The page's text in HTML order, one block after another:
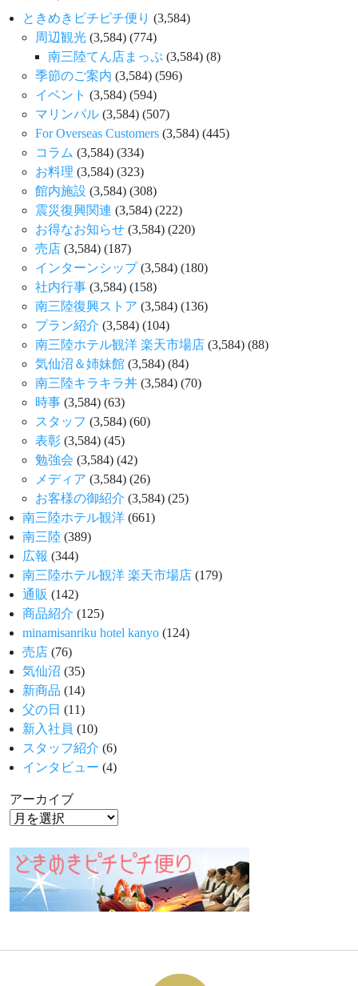
ときめきピチピチ便り (3,584)
周辺観光 (3,584) (774)
南三陸てん店まっぷ (3,584) (8)
季節のご案内 (3,584) (596)
イベント (3,584) (594)
マリンパル (3,584) (507)
For Overseas Customers (3,584) (445)
コラム (3,584) (334)
お料理 (3,584) (323)
館内施設 (3,584) (308)
震災復興関連 (3,584) (222)
お得なお知らせ (3,584) (220)
売店 (3,584) (187)
インターンシップ(3,584) (180)
社内行事 (3,584) (158)
南三陸復興ストア (3,584) (136)
プラン紹介 (3,584) (104)
南三陸ホテル観洋 楽天市場店 (3,584) (88)
気仙沼＆姉妹館 (3,584) (84)
南三陸キラキラ丼 (3,584) (70)
時事 (3,584) (63)
スタッフ (3,584) (60)
表彰 (3,584) (45)
勉強会 (3,584) (42)
メディア (3,584) (26)
お客様の御紹介 (3,584) (25)
南三陸ホテル観洋 (661)
南三陸 (389)
広報 (344)
南三陸ホテル観洋 楽天市場店 (179)
通販 (142)
商品紹介 (125)
minamisanriku hotel kanyo (124)
売店 (76)
気仙沼 (35)
新商品 (14)
父の日 (11)
新入社員 (10)
スタッフ紹介 (6)
インタビュー (4)
アーカイブ